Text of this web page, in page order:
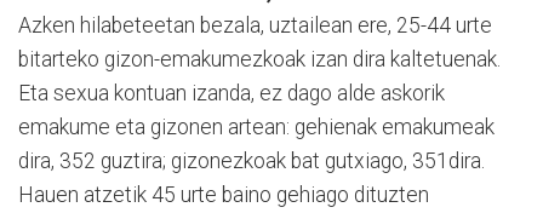
Azken hilabeteetan bezala, uztailean ere, 25-44 urte
bitarteko gizon-emakumezkoak izan dira kaltetuenak.
Eta sexua kontuan izanda, ez dago alde askorik
emakume eta gizonen artean: gehienak emakumeak
dira, 352 guztira; gizonezkoak bat gutxiago, 351dira.
Hauen atzetik 45 urte baino gehiago dituzten